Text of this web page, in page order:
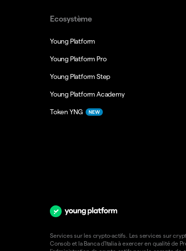
Ecosystème
Young Platform
Young Platform Pro
Young Platform Step
Young Platform Academy
Token YNG NEW
Services sur les crypto-actifs. Les services sur
Consob et la Banca d'Italia à exercer en qualité de